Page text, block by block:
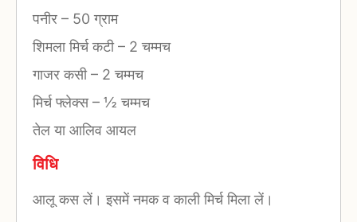
पनीर – 50 ग्राम
शिमला मिर्च कटी– 2 चम्मच
गाजर कसी– 2 चम्मच
मिर्च फ्लेक्स– ½ चम्मच
तेल या आलिव आयल
विधि
आलू कस लें। इसमें नमक व काली मिर्च मिला लें।